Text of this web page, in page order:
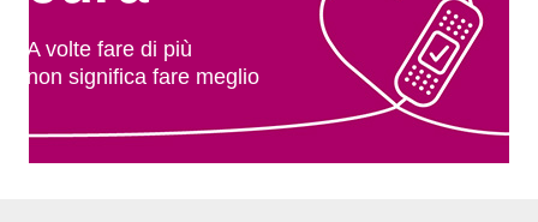
A volte fare di più
non significa fare meglio